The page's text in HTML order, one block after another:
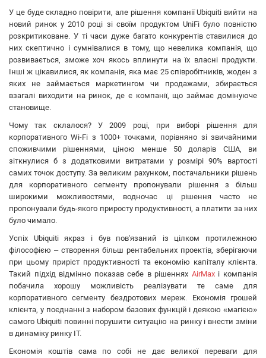
IMOU
DVP
Jilong
Reolink
Одескабель
ЗЗКМ
Netis
Fibaro
Logic Power
Furukawa
Signal Fire
Full Energy
VIA Security
Grandstream
Utepo
Yokogawa
Mercusys
Grandway
APC
OpenVox
Keenetic
У це буде складно повірити, але рішення компанії Ubiquiti вийти на
новий ринок у 2010 році зі своїм продуктом UniFi було повністю
розкритиковане. У ті часи дуже багато конкурентів ставилися до
них скептично і сумнівалися в тому, що невелика компанія, що
розвивається, зможе хоч якось вплинути на їх власні продукти.
Інші ж цікавилися, як компанія, яка має 25 співробітників, жоден з
яких не займається маркетингом чи продажами, збирається
взагалі виходити на ринок, де є компанії, що займає домінуюче
становище.
Чому так склалося? У 2009 році, при виборі рішення для
корпоративного Wi-Fi з 1000+ точками, порівняно зі звичайними
споживчими рішеннями, ціною менше 50 доларів США, ви
зіткнулися б з додатковими витратами у розмірі 90% вартості
самих точок доступу. За великим рахунком, постачальники рішень
для корпоративного сегменту пропонували рішення з більш
широкими можливостями, водночас ці рішення часто не
пропонували будь-якого приросту продуктивності, а платити за них
було чимало.
Успіх Ubiquiti якраз і був пов'язаний із цілком протилежною
філософією – створення більш рентабельних проектів, зберігаючи
при цьому приріст продуктивності та економію капіталу клієнта.
Такий підхід відмінно показав себе в рішеннях AirMaxі компанія
побачила хорошу можливість реалізувати те саме для
корпоративного сегменту бездротових мереж. Економія грошей
клієнта, у поєднанні з набором базових функцій і деякою «магією»
самого Ubiquiti повинні порушити ситуацію на ринку і внести зміни
в динаміку ринку IT.
Економія коштів сама по собі не дає великої переваги для